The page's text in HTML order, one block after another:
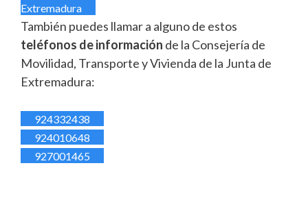
Extremadura
También puedes llamar a alguno de estos
teléfonos de información de la Consejería de
Movilidad, Transporte y Vivienda de la Junta de
Extremadura:
924332438
924010648
927001465